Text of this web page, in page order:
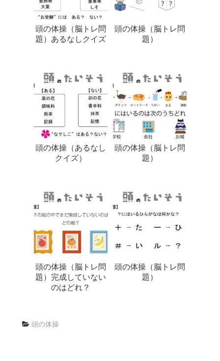
頭の体操（脳トレ問
題）あるなしクイズ
頭の体操（脳トレ問
題）
頭の体操（あるなし
クイズ）
頭の体操（脳トレ問
題）
頭の体操（脳トレ問
題）完成していない
のはどれ？
頭の体操（脳トレ問
題）
頭の体操